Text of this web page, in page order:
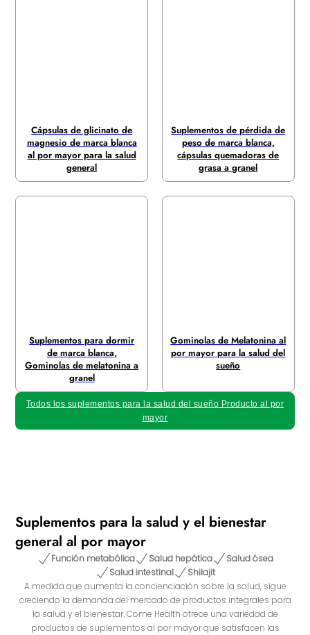
Cápsulas de glicinato de
magnesio de marca blanca
al por mayor para la salud
general
Suplementos de pérdida de
peso de marca blanca,
cápsulas quemadoras de
grasa a granel
Suplementos para dormir
de marca blanca,
Gominolas de melatonina a
granel
Gominolas de Melatonina al
por mayor para la salud del
sueño
Todos los suplementos para la salud del sueño Producto al por
mayor
Suplementos para la salud y el bienestar
general al por mayor
Función metabólica Salud hepática
Salud ósea
Salud intestinal
Shilajit
A medida que aumenta la concienciación sobre la salud, sigue
creciendo la demanda del mercado de productos integrales para
la salud y el bienestar. Come Health ofrece una variedad de
productos de suplementos al por mayor que satisfacen las